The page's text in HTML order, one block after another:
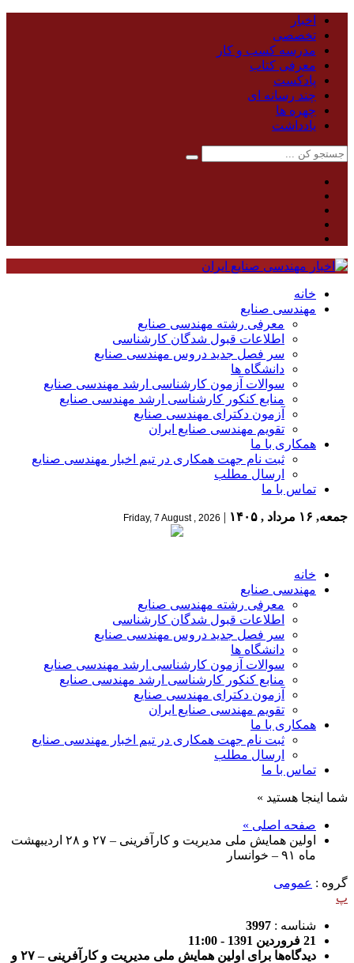
اخبار
تخصصی
مدرسه کسب و کار
معرفی کتاب
پادکست
چند رسانه ای
چهره ها
یادداشت
خانه
مهندسی صنایع
معرفی رشته مهندسی صنایع
اطلاعات قبول شدگان کارشناسی
سر فصل جدید دروس مهندسی صنایع
دانشگاه ها
سوالات آزمون کارشناسی ارشد مهندسی صنایع
منابع کنکور کارشناسی ارشد مهندسی صنایع
آزمون دکترای مهندسی صنایع
تقویم مهندسی صنایع ایران
همکاری با ما
ثبت نام جهت همکاری در تیم اخبار مهندسی صنایع
ارسال مطلب
تماس با ما
جمعه, ۱۶ مرداد , ۱۴۰۵ |
Friday, 7 August , 2026
خانه
مهندسی صنایع
معرفی رشته مهندسی صنایع
اطلاعات قبول شدگان کارشناسی
سر فصل جدید دروس مهندسی صنایع
دانشگاه ها
سوالات آزمون کارشناسی ارشد مهندسی صنایع
منابع کنکور کارشناسی ارشد مهندسی صنایع
آزمون دکترای مهندسی صنایع
تقویم مهندسی صنایع ایران
همکاری با ما
ثبت نام جهت همکاری در تیم اخبار مهندسی صنایع
ارسال مطلب
تماس با ما
شما اینجا هستید »
صفحه اصلی »
اولین همایش ملی مدیریت و کارآفرینی – ۲۷ و ۲۸ اردیبهشت
ماه ۹۱ – خوانسار
گروه : عمومی
پ
شناسه : 3997
21 فروردین 1391 - 11:00
دیدگاه‌ها
برای اولین همایش ملی مدیریت و کارآفرینی – ۲۷ و